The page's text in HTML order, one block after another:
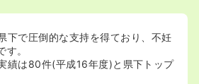
下で圧倒的な支持を得ており、不妊
。
績は80件(平成16年度)と県下トップ